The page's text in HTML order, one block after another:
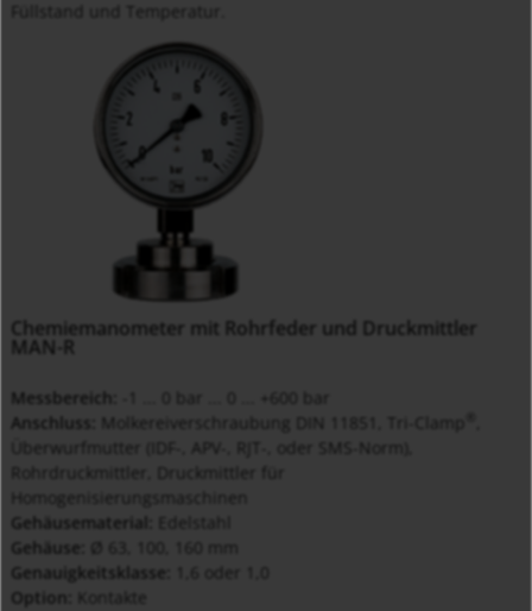
Chemiemanometer mit Rohrfeder und Druckmittler
MAN-R
Messbereich:
-1 ... 0 bar ... 0 ... +600 bar
Anschluss:
Molkereiverschraubung DIN 11851, Tri-Clamp
Überwurfmutter (IDF-, APV-, RJT-, oder SMS-Norm),
Rohrdruckmittler, Druckmittler für
Homogenisierungsmaschinen
Gehäusematerial:
Gehäuse: Ø 63, 100, 160 mm
Genauigkeitsklasse:
Option:
Kontakte